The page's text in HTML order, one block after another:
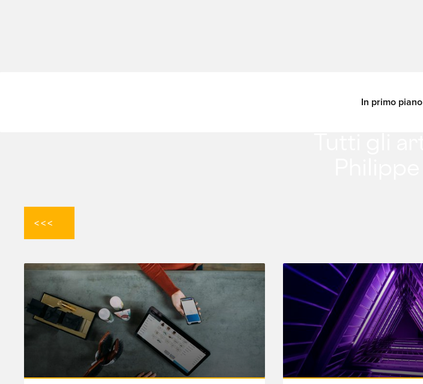
In primo piano